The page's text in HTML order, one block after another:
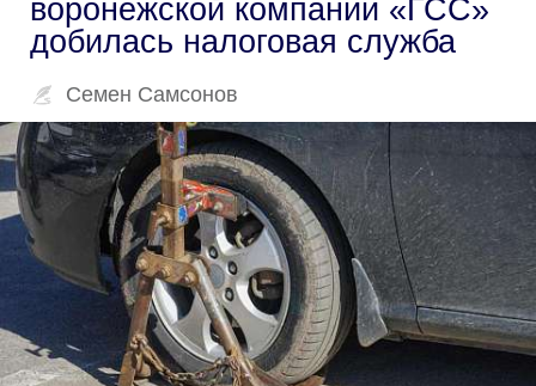
воронежской компании «ГСС»
добилась налоговая служба
Семен Самсонов